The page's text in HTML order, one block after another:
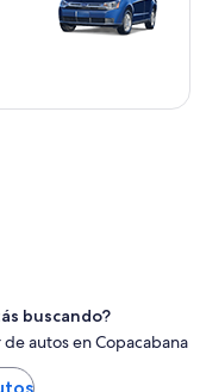
buscando?
autos en Copacabana